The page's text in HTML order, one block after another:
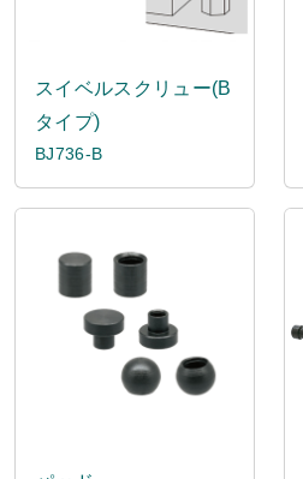
スイベルスクリュー(B
タイプ)
BJ736-B